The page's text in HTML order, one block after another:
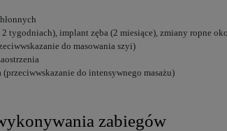
tygodniach), implant zęba (2 miesiące), zmiany ropne
do masowania szyi)
do intensywnego masażu)
zabiegów